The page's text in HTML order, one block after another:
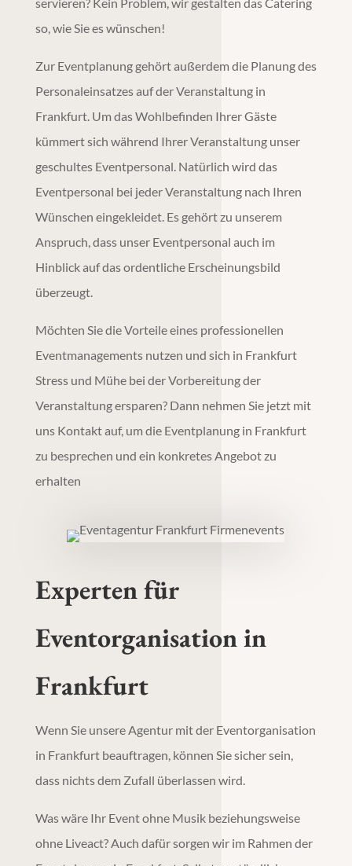
so, wie Sie es wünschen!
Zur Eventplanung gehört außerdem die Planung des
Personaleinsatzes auf der Veranstaltung in
Frankfurt. Um das Wohlbefinden Ihrer Gäste
kümmert sich während Ihrer Veranstaltung unser
geschultes Eventpersonal. Natürlich wird das
Eventpersonal bei jeder Veranstaltung nach Ihren
Wünschen eingekleidet. Es gehört zu unserem
Anspruch, dass unser Eventpersonal auch im
Hinblick auf das ordentliche Erscheinungsbild
überzeugt.
Möchten Sie die Vorteile eines professionellen
Eventmanagements nutzen und sich in Frankfurt
Stress und Mühe bei der Vorbereitung der
Veranstaltung ersparen? Dann nehmen Sie jetzt mit
uns Kontakt auf, um die Eventplanungin Frankfurt
zu besprechen und ein konkretes Angebot zu
erhalten
Experten für
Eventorganisationin
Frankfurt
Wenn Sie unsere Agentur mit der Eventorganisation
in Frankfurtbeauftragen, können Sie sicher sein,
dass nichts dem Zufall überlassen wird.
Was wäre Ihr Event ohne Musik beziehungsweise
ohne Liveact? Auch dafür sorgen wir im Rahmen der